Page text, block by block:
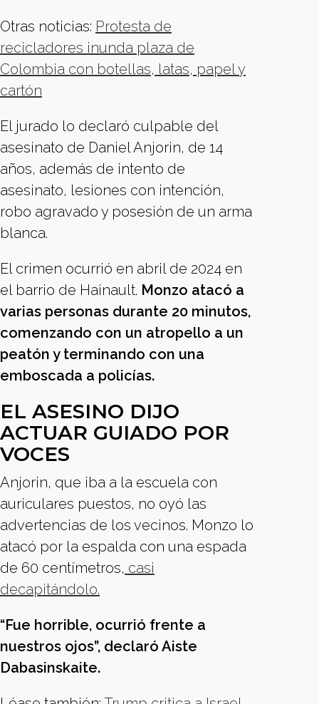
Otras noticias: Protesta de
recicladores inunda plaza de
Colombia con botellas, latas, papel y
cartón
El jurado lo declaró culpable del
asesinato de Daniel Anjorin, de 14
años, además de intento de
asesinato, lesiones con intención,
robo agravado y posesión de un arma
blanca.
El crimen ocurrió en abril de 2024 en
el barrio de Hainault. Monzo atacó a
varias personas durante 20 minutos,
comenzando con un atropello a un
peatón y terminando con una
emboscada a policías.
EL ASESINO DIJO
ACTUAR GUIADO POR
VOCES
Anjorin, que iba a la escuela con
auriculares puestos, no oyó las
advertencias de los vecinos. Monzo lo
atacó por la espalda con una espada
de 60 centímetros, casi
decapitándolo.
“Fue horrible, ocurrió frente a
nuestros ojos”, declaró Aiste
Dabasinskaite.